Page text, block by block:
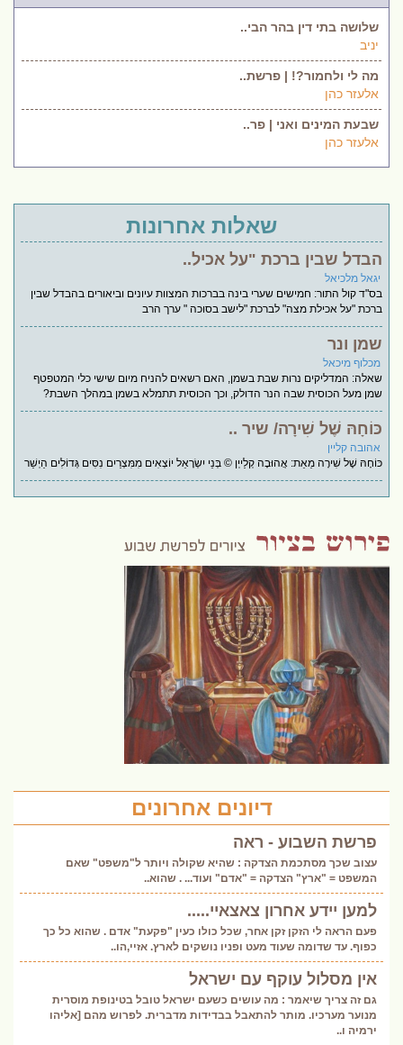
שלושה בתי דין בהר הבי..
יניב
מה לי ולחמור?! | פרשת..
אלעזר כהן
שבעת המינים ואני | פר..
אלעזר כהן
שאלות אחרונות
הבדל שבין ברכת "על אכיל..
יגאל מלכיאל
בס"ד קול התור: חמישים שערי בינה בברכות המצוות עיונים וביאורים בהבדל שבין
ברכת "על אכילת מצה" לברכת "לישב בסוכה " ערך הרב
שמן ונר
מכלוף מיכאל
שאלה: המדליקים נרות שבת בשמן, האם רשאים להניח מיום שישי כלי המטפטף
שמן מעל הכוסית שבה הנר הדולק, וכך הכוסית תתמלא בשמן במהלך השבת?
כּוֹחָהּ שֶׁל שִׁירָה/ שיר ..
אהובה קליין
כּוֹחָהּ שֶׁל שִׁירָה מֵאֵת: אֲהוּבָה קְלַייְן © בְּנֵי יִשְׂרָאֵל יוֹצְאִים מִמִּצְרַיִם נִסִּים גְּדוֹלִים הַיְשַׁר
דיונים אחרונים
פרשת השבוע - ראה
עצוב שכך מסתכמת הצדקה : שהיא שקולה ויותר ל"משפט" שאם
המשפט = "ארץ" הצדקה = "אדם" ועוד... . שהוא..
למען יידע אחרון צאצאיי.....
פעם הראה לי הזקן זקן אחר, שכל כולו כעין "פקעת" אדם . שהוא כל כך
כפוף. עד שדומה שעוד מעט ופניו נושקים לארץ. אזיי,הו..
אין מסלול עוקף עם ישראל
גם זה צריך שיאמר : מה עושים כשעם ישראל טובל בטינופת מוסרית
מנוער מערכיו. מותר להתאבל בבדידות מדברית. לפרוש מהם [אליהו
ירמיה ו..